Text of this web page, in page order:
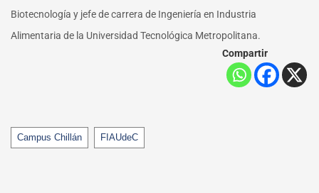
Biotecnología y jefe de carrera de Ingeniería en Industria
Alimentaria de la Universidad Tecnológica Metropolitana.
Compartir
Tags
Campus Chillán FIAUdeC